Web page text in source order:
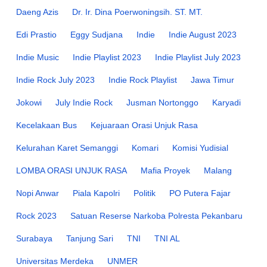
Daeng Azis Dr. Ir. Dina Poerwoningsih. ST. MT.
Edi Prastio Eggy Sudjana Indie Indie August 2023
Indie Music Indie Playlist 2023 Indie Playlist July 2023
Indie Rock July 2023 Indie Rock Playlist Jawa Timur
Jokowi July Indie Rock Jusman Nortonggo Karyadi
Kecelakaan Bus Kejuaraan Orasi Unjuk Rasa
Kelurahan Karet Semanggi Komari Komisi Yudisial
LOMBA ORASI UNJUK RASA Mafia Proyek Malang
Nopi Anwar Piala Kapolri Politik PO Putera Fajar
Rock 2023 Satuan Reserse Narkoba Polresta Pekanbaru
Surabaya Tanjung Sari TNI TNI AL
Universitas Merdeka UNMER